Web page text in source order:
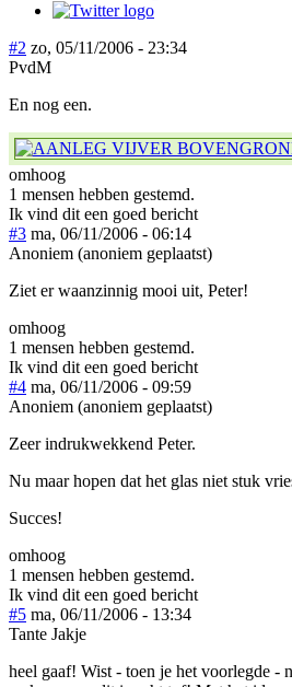
#2 zo, 05/11/2006 - 23:34
PvdM
En nog een.
omhoog
1 mensen hebben gestemd.
Ik vind dit een goed bericht
#3 ma, 06/11/2006 - 06:14
Anoniem (anoniem geplaatst)
Ziet er waanzinnig mooi uit, Peter!
omhoog
1 mensen hebben gestemd.
Ik vind dit een goed bericht
#4 ma, 06/11/2006 - 09:59
Anoniem (anoniem geplaatst)
Zeer indrukwekkend Peter.
Nu maar hopen dat het glas niet stuk
Succes!
omhoog
1 mensen hebben gestemd.
Ik vind dit een goed bericht
#5 ma, 06/11/2006 - 13:34
Tante Jakje
heel gaaf! Wist - toen je het voorlegde -